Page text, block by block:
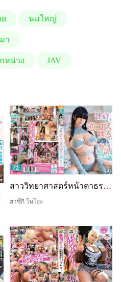
นมใหญ่
า
หน่วง JAV
ก็พังทลายเช่นกัน
สาววิทยาศาสตร์หน้าตาธรรมดา มีหน้าม้าปิดตาและหน้าอกมหึมา ผู้ซ่อนความชอบทางเพศที่ผิดปกติสุดขีดและล่อลวงคุณด้วยการคอสเพลย์ย้อนกลับ
ฮาซึกิ โนโอะ